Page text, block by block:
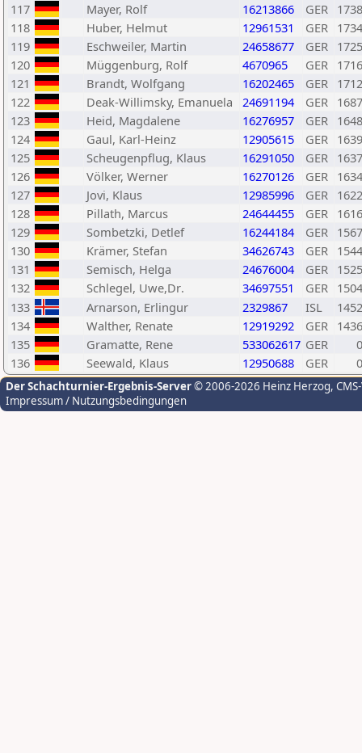
117
Mayer, Rolf 16213866 GER 1738
118
Huber, Helmut 12961531 GER 1734
119
Eschweiler, Martin 24658677 GER 1725
120
Müggenburg, Rolf 4670965 GER 1716
121
Brandt, Wolfgang 16202465 GER 1712
122
Deak-Willimsky, Emanuela 24691194 GER 1687
123
Heid, Magdalene 16276957 GER 1648
124
Gaul, Karl-Heinz 12905615 GER 1639
125
Scheugenpflug, Klaus 16291050 GER 1637
126
Völker, Werner 16270126 GER 1634
127
Jovi, Klaus 12985996 GER 1622
128
Pillath, Marcus 24644455 GER 1616
129
Sombetzki, Detlef 16244184 GER 1567
130
Krämer, Stefan 34626743 GER 1544
131
Semisch, Helga 24676004 GER 1525
132
Schlegel, Uwe,Dr. 34697551 GER 1504
133
Arnarson, Erlingur 2329867 ISL
1452
134
Walther, Renate 12919292 GER 1436
135
Gramatte, Rene 533062617 GER
0
136
Seewald, Klaus 12950688 GER 0
Der Schachturnier-Ergebnis-Server© 2006-2026 Heinz Herzog,
Impressum / Nutzungsbedingungen